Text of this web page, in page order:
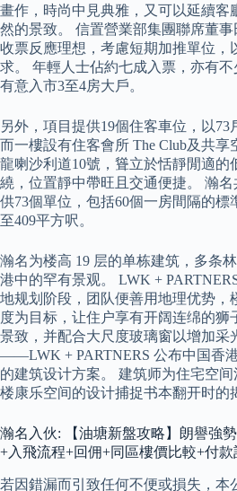
畫作，時尚中見典雅，又可以延續客
然的景致。 信置營業部集團聯席董
收票反應理想，考慮短期加推單位，
求。 年輕人士佔約七成入票，亦有不
有意入市3至4房大戶。
另外，項目提供19個住客車位，以73
而一樓設有住客會所 The Club及共享
龍喇沙利道10號，聳立於恬靜閒適的
繞，位置靜中帶旺且交通便捷。 瀚
供73個單位，包括60個一房間隔的標
至409平方呎。
瀚名为楼高 19 层的单栋建筑，多条
港中的罕有景观。 LWK +
地规划阶段，团队便善用地理优势，
度为目标，让住户享有开阔连绵的
景致，并配合大尺度玻璃窗以增加采
——LWK + PARTNERS 公布中国香
的建筑设计方案。 建筑师为住宅空
楼康乐空间的设计捕捉书本翻开时
瀚名入伙: 【油塘新盤攻略】朗譽強
+入飛流程+回佣+同區樓價比較+付
若因錯漏而引致任何不便或損失，本